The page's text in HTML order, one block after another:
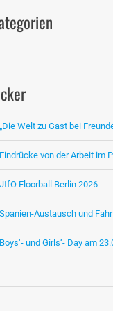
„Die Welt zu Gast bei
Eindrücke von der Arbeit im
JtfO Floorball Berlin 2026
Spanien-Austausch und
Boys‘- und Girls‘- Day am